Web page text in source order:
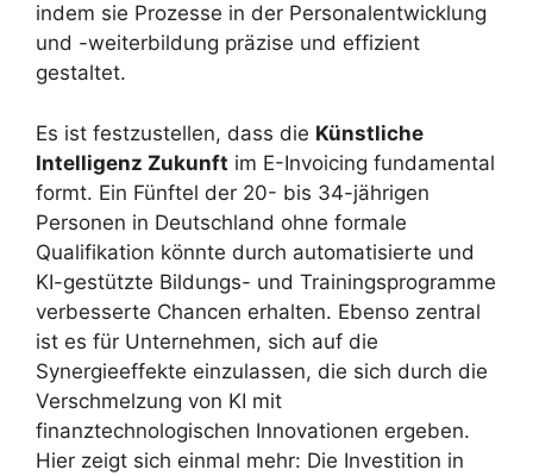
indem sie Prozesse in der Personalentwicklung
und -weiterbildung präzise und effizient
gestaltet.
Es ist festzustellen, dass die Künstliche
Intelligenz Zukunft im E-Invoicing fundamental
formt. Ein Fünftel der 20- bis 34-jährigen
Personen in Deutschland ohne formale
Qualifikation könnte durch automatisierte und
KI-gestützte Bildungs- und Trainingsprogramme
verbesserte Chancen erhalten. Ebenso zentral
ist es für Unternehmen, sich auf die
Synergieeffekte einzulassen, die sich durch die
Verschmelzung von KI mit
finanztechnologischen Innovationen ergeben.
Hier zeigt sich einmal mehr: Die Investition in